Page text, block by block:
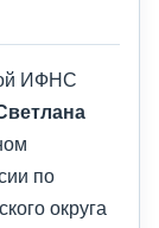
ИФНС
по
округа